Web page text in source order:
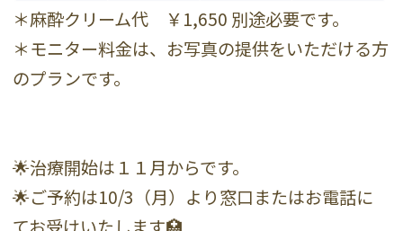
＊麻酔クリーム代 ￥1,650 別途必要です。
＊モニター料金は、お写真の提供をいただける方
のプランです。
🌟治療開始は１１月からです。
🌟ご予約は10/3（月）より窓口またはお電話に